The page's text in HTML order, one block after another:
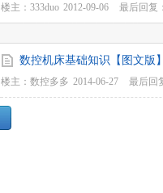
楼主： 333duo 2012-09-06 最后回复：
数控机床基础知识【图文版】
楼主： 数控多多 2014-06-27 最后回